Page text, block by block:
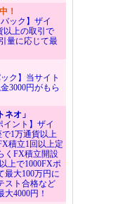
！
ック】ザイ
以上の取引で
量に応じて最
ク】当サイト
3000円がもら
オ」
イント】ザイ
1万通貨以上
積立1回以上定
くFX積立開設
上で1000FXポ
最大100万円に
スト合格など
4000円！